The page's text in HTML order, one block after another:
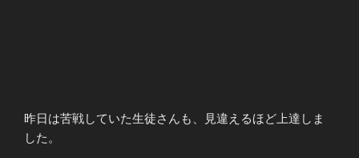
昨日は苦戦していた生徒さんも、見違えるほど上達しま
した。